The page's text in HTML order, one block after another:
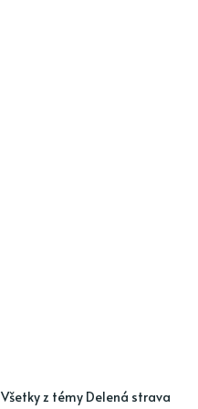
Všetky z témy Delená strava